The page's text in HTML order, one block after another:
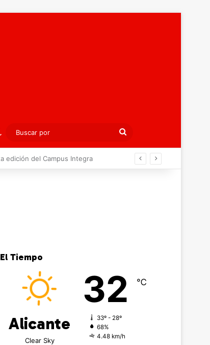
Switch skin
Buscar
por
El Tiempo
Alicante
Clear Sky
32 ℃
33º - 28º
68%
4.48 km/h